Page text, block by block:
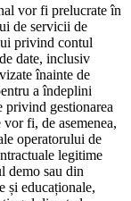
vor fi prelucrate în
de servicii de
privind contul
date, inclusiv
înainte de
a îndeplini
privind gestionarea
fi, de asemenea,
operatorului de
legitime
demo sau din
și educaționale,